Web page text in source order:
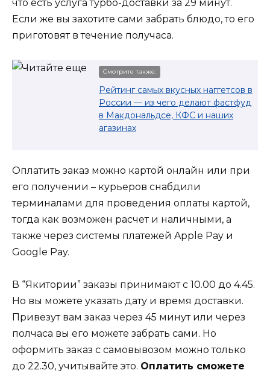
что есть услуга турбо-доставки за 29 минут.
Если же вы захотите сами забрать блюдо, то его
приготовят в течение получаса.
Смотрите также:
Рейтинг самых вкусных наггетсов в
России — из чего делают фастфуд
в Макдональдсе, КФС и наших
агазинах
Оплатить заказ можно картой онлайн или при
его получении – курьеров снабдили
терминалами для проведения оплаты картой,
тогда как возможен расчет и наличными, а
также через системы платежей Apple Pay и
Google Pay.
В “Якитории” заказы принимают с 10.00 до 4.45.
Но вы можете указать дату и время доставки.
Привезут вам заказ через 45 минут или через
полчаса вы его можете забрать сами. Но
оформить заказ с самовывозом можно только
до 22.30, учитывайте это. Оплатить сможете